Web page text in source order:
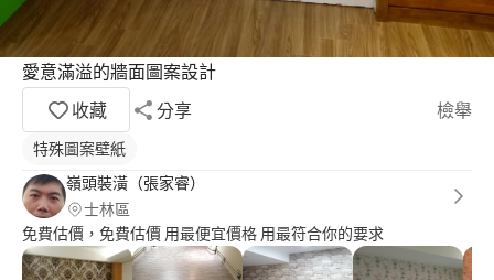
愛意滿溢的牆面圖案設計
收藏
分享 檢舉
特殊圖案壁紙
嶺頭裝潢（張家睿）
士林區
免費估價，免費估價 用最便宜價格 用最符合你的要求